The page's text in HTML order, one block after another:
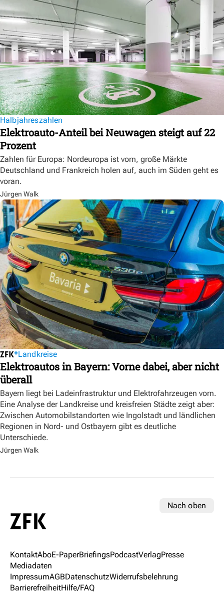
Halbjahreszahlen
Elektroauto-Anteil bei Neuwagen steigt auf 22
Prozent
Zahlen für Europa: Nordeuropa ist vorn, große Märkte
Deutschland und Frankreich holen auf, auch im Süden geht es
voran.
Jürgen Walk
Landkreise
Elektroautos in Bayern: Vorne dabei, aber nicht
überall
Bayern liegt bei Ladeinfrastruktur und Elektrofahrzeugen vorn.
Eine Analyse der Landkreise und kreisfreien Städte zeigt aber:
Zwischen Automobilstandorten wie Ingolstadt und ländlichen
Regionen in Nord- und Ostbayern gibt es deutliche
Unterschiede.
Jürgen Walk
Nach oben
KontaktAboE-PaperBriefingsPodcastVerlagPresse
Mediadaten
ImpressumAGBDatenschutzWiderrufsbelehrung
BarrierefreiheitHilfe/FAQ